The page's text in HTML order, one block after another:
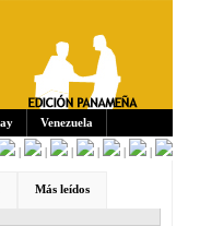
Venezuela
| | | | | |
Más leídos